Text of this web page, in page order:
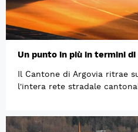
Un punto in più in termini
Il Cantone di Argovia ritrae
l'intera rete stradale